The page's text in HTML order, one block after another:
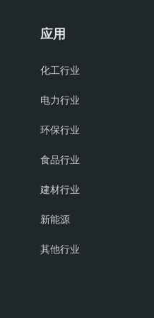
应用
化工行业
电力行业
环保行业
食品行业
建材行业
新能源
其他行业